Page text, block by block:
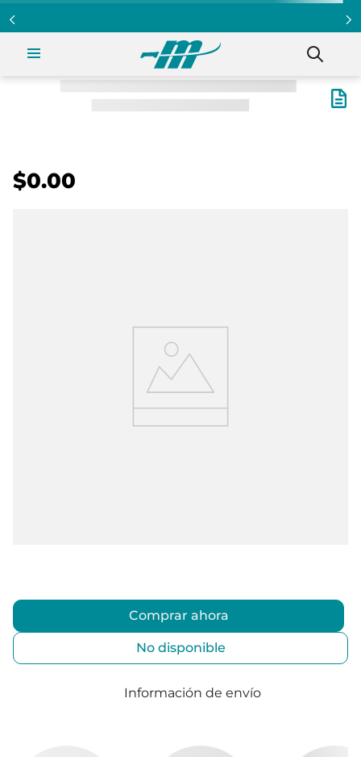
$0.00
Comprar ahora
No disponible
Información de envío